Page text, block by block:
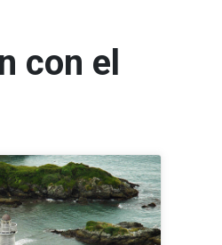
con el